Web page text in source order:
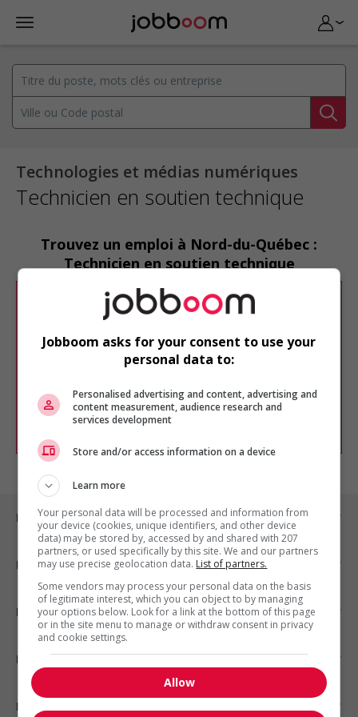
Technologies et médias numériques
Technicien en soutien technique
Trouvez un emploi à Nord-du-Québec :
Technicien en soutien technique
Désolé, cette recherche n'a produit aucun
résultat.
Veuillez faire une nouvelle recherche.
Vous pouvez en tout temps utiliser nos
chercher un poste selon votre profil
d'intérêt en emploi en vousinscrivant
comme membre Jobboom.
Emplois par ville
Emplois par secteur
Emplois par statut
Emplois par type
Nos suggestions
Jobboom asks for your consent to use your
personal data to:
Personalised advertising and content, advertising and
content measurement, audience research and
services development
Store and/or access information on a device
Learn more
Your personal data will be processed and information from
your device (cookies, unique identifiers, and other device
data) may be stored by, accessed by and shared with 207
partners, or used specifically by this site. We and our partners
may use precise geolocation data. List of partners.
Some vendors may process your personal data on the basis
of legitimate interest, which you can object to by managing
your options below. Look for a link at the bottom of this page
or in the site menu to manage or withdraw consent in privacy
and cookie settings.
Allow